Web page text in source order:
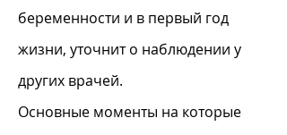
беременности и в первый год
жизни, уточнит о наблюдении у
других врачей.
Основные моменты на которые